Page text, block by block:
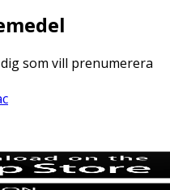
som vill prenumerera